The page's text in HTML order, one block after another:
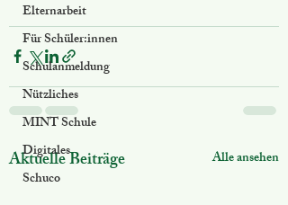
Elternarbeit
Für Schüler:innen
Schulanmeldung
Nützliches
MINT Schule
Digitales
Schuco
Aktuelle Beiträge Alle ansehen